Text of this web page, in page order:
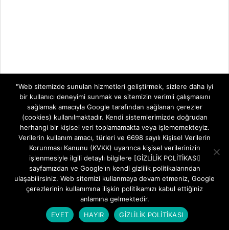
TELEVİZYON SİSTEMLERİ
TELEVİZYON
SİSTEMLERİ
ZTE ZXHN H1601-P Ebeveyn Denetimi ve
Zaman Kısıtlama Rehberi
İnternet Kontrolü Sizin Elinizde: ZTE ZXHN
H1601-P Ebeveyn Denetimi ve
Goldmaster HD-6400 CI PVR Uydu Alıcısı
Goldmaster HD-6400 CI PVR Uydu Alıcısı Ev
Sinema Deneyiminizi Yükseltecek
Goldmaster Herkül Micro Full HD TKGS
"Web sitemizde sunulan hizmetleri geliştirmek, sizlere daha iyi
bir kullanıcı deneyimi sunmak ve sitemizin verimli çalışmasını
sağlamak amacıyla Google tarafından sağlanan çerezler
(cookies) kullanılmaktadır. Kendi sistemlerimizde doğrudan
herhangi bir kişisel veri toplamamakta veya işlememekteyiz.
Verilerin kullanım amacı, türleri ve 6698 sayılı Kişisel Verilerin
Korunması Kanunu (KVKK) uyarınca kişisel verilerinizin
işlenmesiyle ilgili detaylı bilgilere [GİZLİLİK POLİTİKASI]
sayfamızdan ve Google'ın kendi gizlilik politikalarından
ulaşabilirsiniz. Web sitemizi kullanmaya devam etmeniz, Google
çerezlerinin kullanımına ilişkin politikamızı kabul ettiğiniz
anlamına gelmektedir.
EVET
HAYIR GİZLİLİK POLİTİKASI